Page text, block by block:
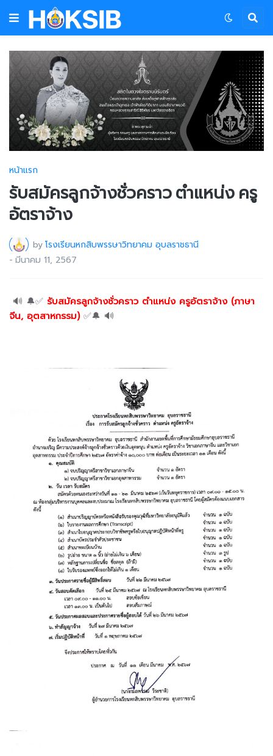
หน้าแรก
รับสมัครลูกจ้างชั่วคราว ตำแหน่ง ครู
อัตราจ้าง
byโรงเรียนหกสิบพรรษาวิทยาคม อุบลราชธานี
- มีนาคม 11, 2567
🔊 🔔✅ รับสมัครลูกจ้างชั่วคราว ตำแหน่ง ครูอัตราจ้าง (ภาษา
จีน, อุตสาหกรรม)✅🔔 🔊